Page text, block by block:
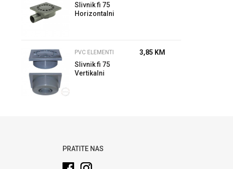
Slivnik fi 75
Horizontalni
PVC ELEMENTI
Slivnik fi 75
Vertikalni
3,85 KM
PRATITE NAS